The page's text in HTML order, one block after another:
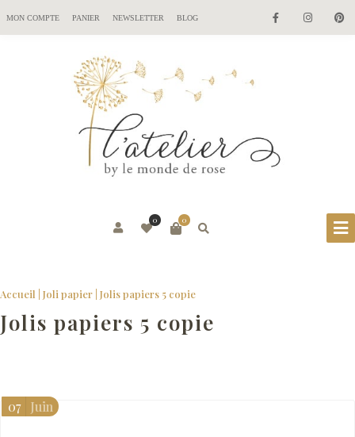
MON COMPTE PANIER NEWSLETTER BLOG
0
0
Accueil Joli papier Jolis papiers 5 copie
Jolis papiers 5 copie
07 Juin